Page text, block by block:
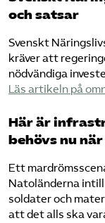
och satsar
Svenskt
kräver att
nödvändiga
Läs artikeln på
Här är
behövs nu
Ett
Natoländerna
soldater och
att det alls ska